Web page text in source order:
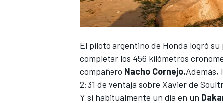
El piloto argentino de Honda logró
completar los 456 kilómetros
compañero Nacho Cornejo.Además,
2:31 de ventaja sobre Xavier de
Y si habitualmente un día en un